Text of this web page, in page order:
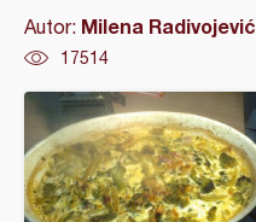
Autor: Milena Radivojević
17514